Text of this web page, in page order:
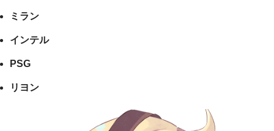
ミラン
インテル
PSG
リヨン